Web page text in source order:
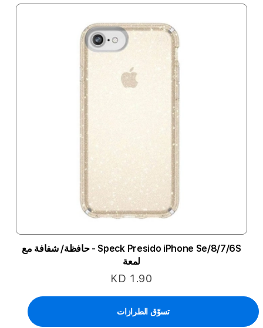
Speck Presido iPhone Se/8/7/6S - حافظة/ شفافة مع
لمعة
KD 1.90
تسوّق الطرازات